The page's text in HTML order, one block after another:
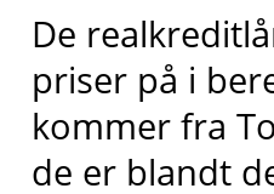
De
priser på i
kommer fra
de er blandt